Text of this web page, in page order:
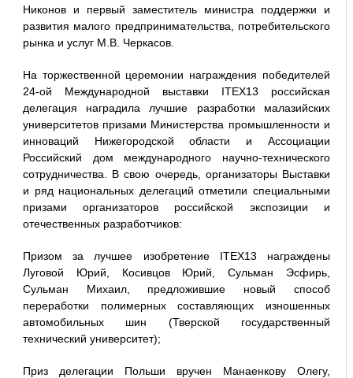
Никонов и первый заместитель министра поддержки и
развития малого предпринимательства, потребительского
рынка и услуг М.В. Черкасов.
На торжественной церемонии награждения победителей
24-ой Международной выставки ITEX13 российская
делегация наградила лучшие разработки малазийских
университетов призами Министерства промышленности и
инноваций Нижегородской области и Ассоциации
Российский дом международного научно-технического
сотрудничества. В свою очередь, организаторы Выставки
и ряд национальных делегаций отметили специальными
призами организаторов российской экспозиции и
отечественных разработчиков:
Призом за лучшее изобретение ITEX13 награждены
Луговой Юрий, Косивцов Юрий, Сульман Эсфирь,
Сульман Михаил, предложившие новый способ
переработки полимерных составляющих изношенных
автомобильных шин (Тверской государственный
технический университет);
Приз делегации Польши вручен Манаенкову Олегу,